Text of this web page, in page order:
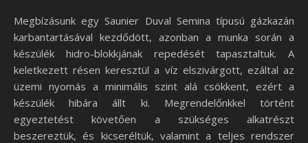
Megbízásunk egy Saunier Duval Semina típusú gázkazán
karbantartásával kezdődött, azonban a munka során a
készülék hidro-blokkjának repedését tapasztaltuk. A
keletkezett résen keresztül a víz elszivárgott, ezáltal az
üzemi nyomás a minimális szint alá csökkent, ezért a
készülék hibára állt ki. Megrendelőnkkel történt
egyeztetést követően a szükséges alkatrészt
beszereztük, és kicseréltük, valamint a teljes rendszer